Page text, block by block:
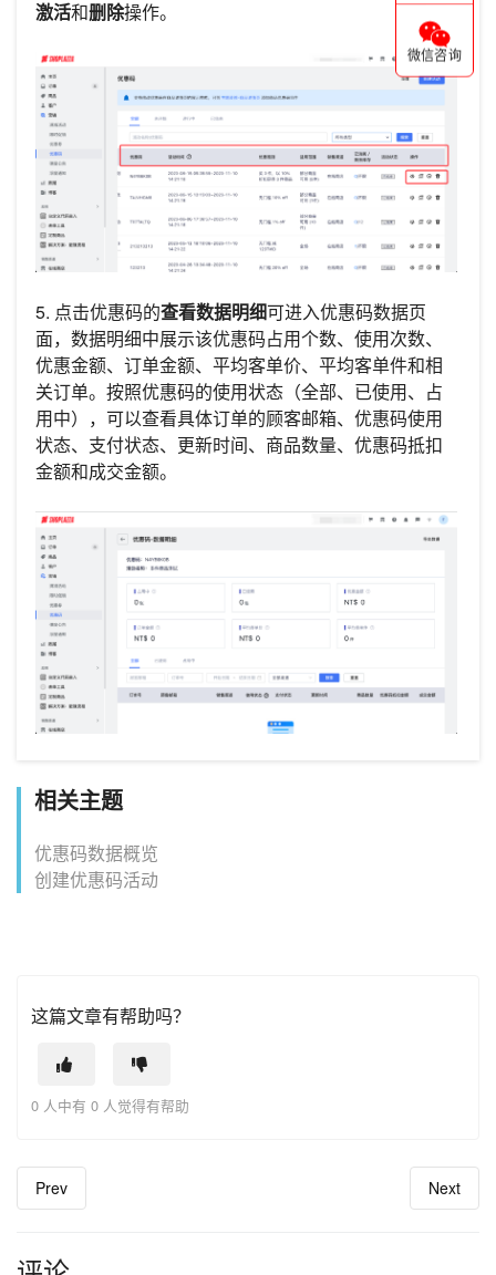
激活和删除操作。
5. 点击优惠码的查看数据明细可进入优惠码数据页
面，数据明细中展示该优惠码占用个数、使用次数、
优惠金额、订单金额、平均客单价、平均客单件和相
关订单。按照优惠码的使用状态（全部、已使用、占
用中），可以查看具体订单的顾客邮箱、优惠码使用
状态、支付状态、更新时间、商品数量、优惠码抵扣
金额和成交金额。
相关主题
优惠码数据概览
创建优惠码活动
这篇文章有帮助吗？
0 人中有 0 人觉得有帮助
Prev Next
微信咨询